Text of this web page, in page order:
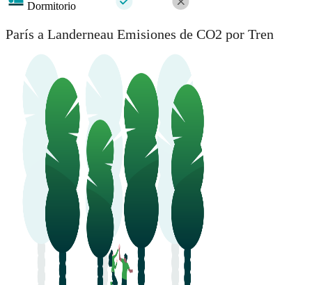
Dormitorio
París a Landerneau Emisiones de CO2 por Tren